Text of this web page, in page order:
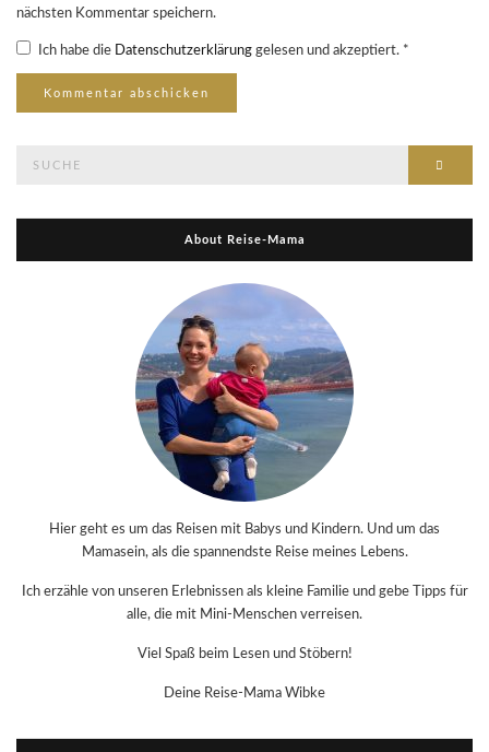
nächsten Kommentar speichern.
Ich habe die Datenschutzerklärung gelesen und akzeptiert. *
About Reise-Mama
Hier geht es um das Reisen mit Babys und Kindern. Und um das
Mamasein, als die spannendste Reise meines Lebens.
Ich erzähle von unseren Erlebnissen als kleine Familie und gebe Tipps für
alle, die mit Mini-Menschen verreisen.
Viel Spaß beim Lesen und Stöbern!
Deine Reise-Mama Wibke